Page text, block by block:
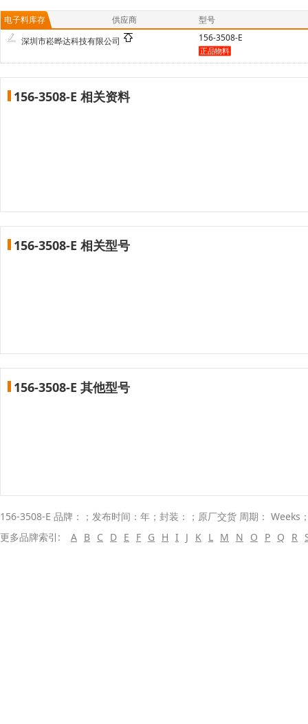
电子料库存 供应商
型号
深圳市崧晔达科技有限公司
156-3508-E
156-3508-E 相关资料
156-3508-E 相关型号
156-3508-E 其他型号
156-3508-E 品牌：；发布时间：年；封装：；原厂交货 周期： Weeks
更多品牌索引:
A B C D E F G H I J K L M N O P Q R